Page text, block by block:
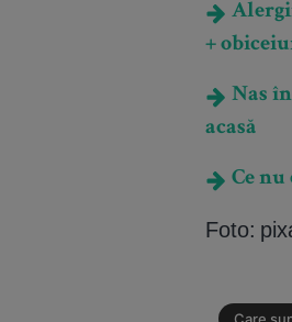
+
Nas
acasă
Ce
Foto: